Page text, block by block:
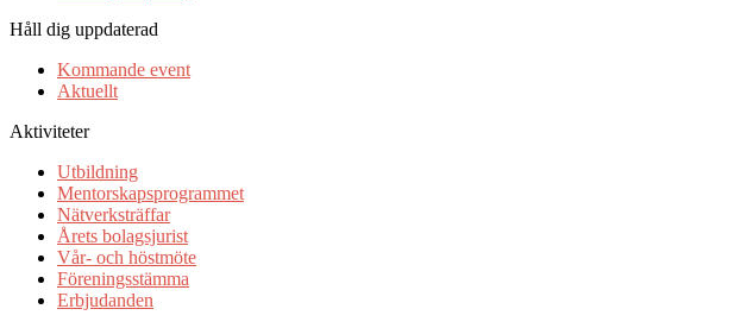
Håll dig uppdaterad
Kommande event
Aktuellt
Aktiviteter
Utbildning
Mentorskapsprogrammet
Nätverksträffar
Årets bolagsjurist
Vår- och höstmöte
Föreningsstämma
Erbjudanden